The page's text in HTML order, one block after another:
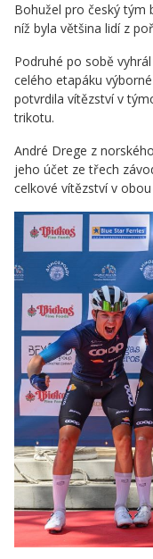
Bohužel pro český tým
níž byla většina lidí z
Podruhé po sobě
celého etapáku
potvrdila vítězství v
trikotu.
André Drege z
jeho účet ze třech
celkové vítězství v